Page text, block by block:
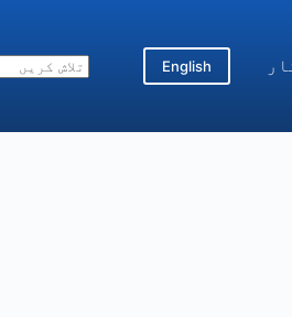
English